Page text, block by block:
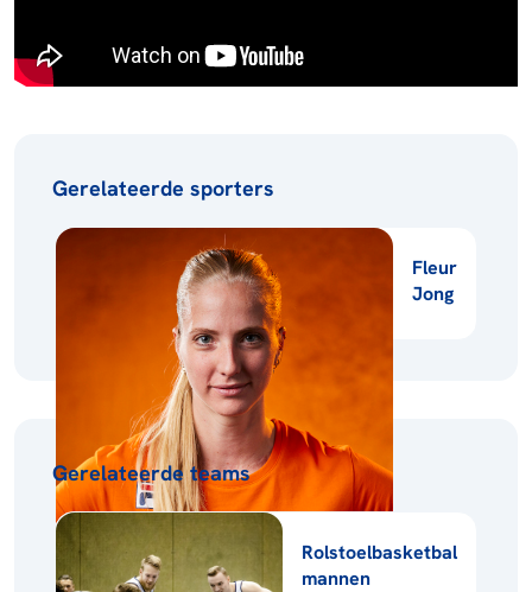
Gerelateerde sporters
Fleur
Jong
Gerelateerde teams
Rolstoelbasketbal
mannen